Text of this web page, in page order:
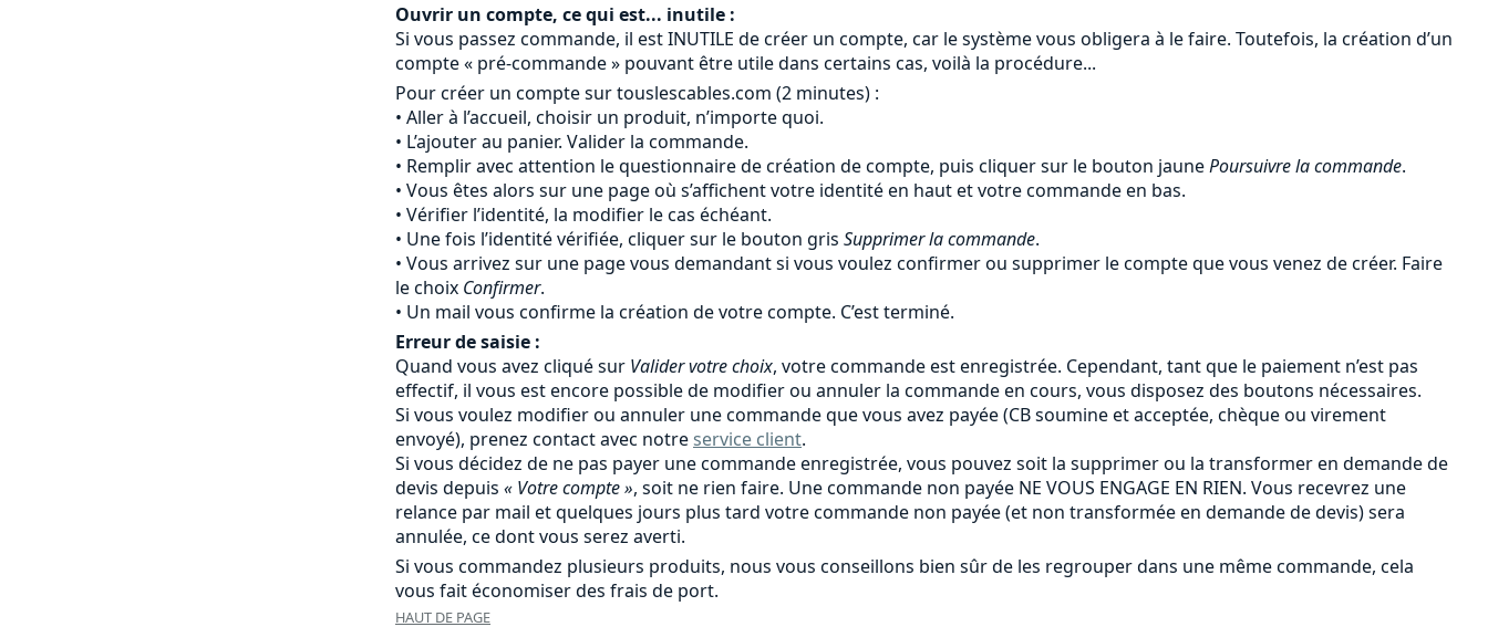
Ouvrir un compte, ce qui est... inutile :
Si vous passez commande, il est INUTILE de créer un compte, car le système vous obligera à le faire. Toutefois, la création d’un
compte « pré-commande » pouvant être utile dans certains cas, voilà la procédure...
Pour créer un compte sur touslescables.com (2 minutes) :
Aller à l’accueil, choisir un produit, n’importe quoi.
L’ajouter au panier. Valider la commande.
Remplir avec attention le questionnaire de création de compte, puis cliquer sur le bouton jaunePoursuivre la commande.
Vous êtes alors sur une page où s’affichent votre identité en haut et votre commande en bas.
Vérifier l’identité, la modifier le cas échéant.
Une fois l’identité vérifiée, cliquer sur le bouton gris Supprimer la commande.
Vous arrivez sur une page vous demandant si vous voulez confirmer ou supprimer le compte que vous venez de créer. Faire
le choix Confirmer.
Un mail vous confirme la création de votre compte. C’est terminé.
Erreur de saisie :
Quand vous avez cliqué sur Valider votre choix, votre commande est enregistrée. Cependant, tant que le paiement n’est pas
effectif, il vous est encore possible de modifier ou annuler la commande en cours, vous disposez des boutons nécessaires.
Si vous voulez modifier ou annuler une commande que vous avez payée (CB soumine et acceptée, chèque ou virement
envoyé), prenez contact avec notreservice client.
Si vous décidez de ne pas payer une commande enregistrée, vous pouvez soit la supprimer ou la transformer en demande de
devis depuis « Votre compte », soit ne rien faire. Une commande non payée NE VOUS ENGAGE EN RIEN. Vous recevrez une
relance par mail et quelques jours plus tard votre commande non payée (et non transformée en demande de devis) sera
annulée, ce dont vous serez averti.
Si vous commandez plusieurs produits, nous vous conseillons bien sûr de les regrouper dans une même commande, cela
vous fait économiser des frais de port.
HAUT DE PAGE